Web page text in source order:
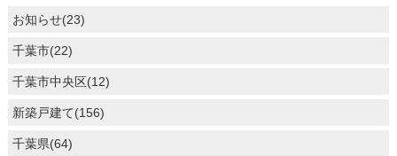
お知らせ(23)
千葉市(22)
千葉市中央区(12)
新築戸建て(156)
千葉県(64)